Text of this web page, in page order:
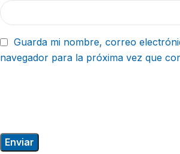
Guarda mi nombre, correo
navegador para la próxima vez que